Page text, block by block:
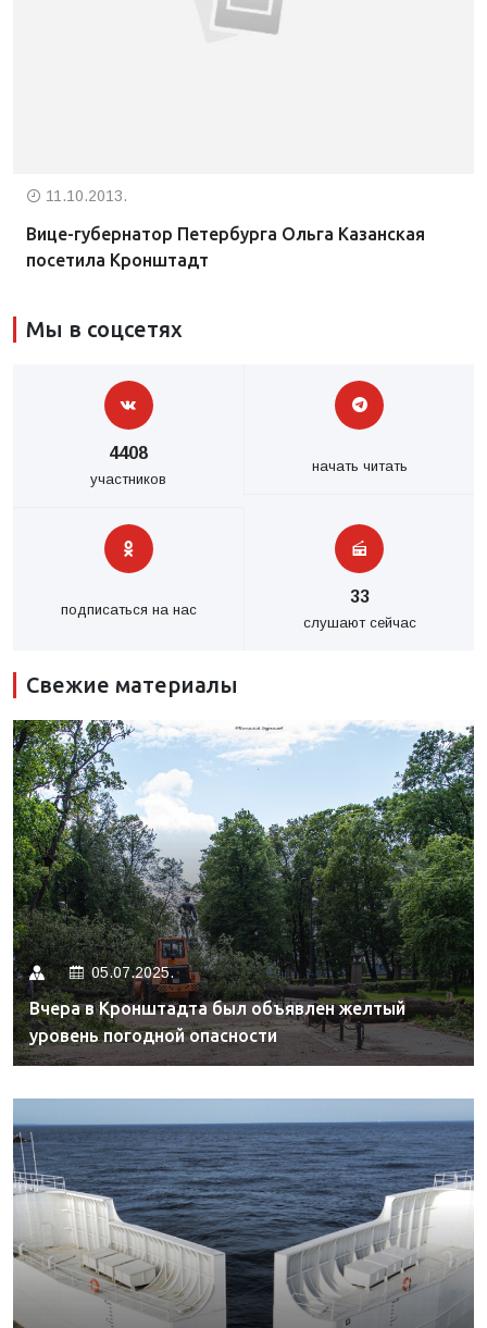
11.10.2013.
Вице-губернатор Петербурга Ольга Казанская
посетила Кронштадт
Мы в соцсетях
4408
участников
начать читать
подписаться на нас
33
слушают сейчас
Свежие материалы
05.07.2025.
Вчера в Кронштадта был объявлен желтый
уровень погодной опасности